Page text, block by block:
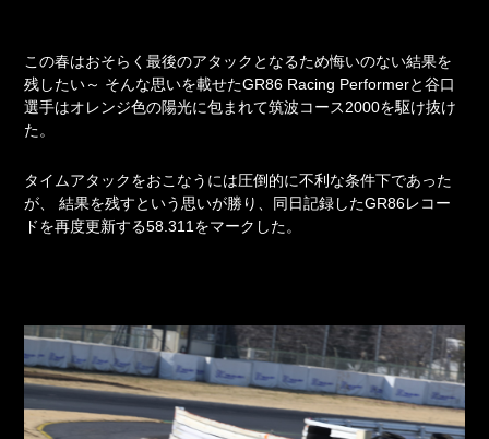
この春はおそらく最後のアタックとなるため悔いのない結果を
残したい～ そんな思いを載せたGR86 Racing Performerと谷口
選手はオレンジ色の陽光に包まれて筑波コース2000を駆け抜け
た。
タイムアタックをおこなうには圧倒的に不利な条件下であった
が、
結果を残すという思いが勝り、同日記録したGR86レコー
ドを再度更新する58.311をマークした。